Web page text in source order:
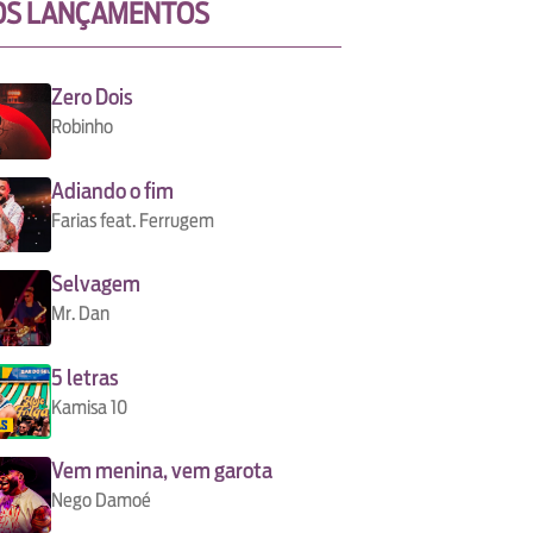
LANÇAMENTOS
Zero Dois
Robinho
Adiando o fim
Farias feat. Ferrugem
Selvagem
Mr. Dan
5 letras
Kamisa 10
Vem menina, vem garota
Nego Damoé